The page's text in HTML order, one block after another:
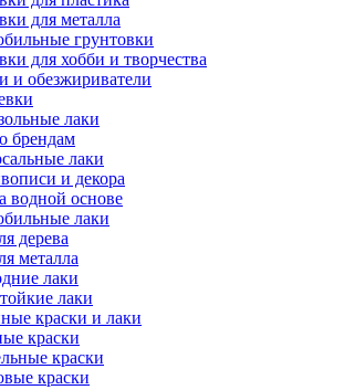
для металла
грунтовки
для хобби и творчества
и обезжириватели
лаки
брендам
лаки
и декора
водной основе
лаки
дерева
металла
лаки
лаки
краски и лаки
краски
краски
краски